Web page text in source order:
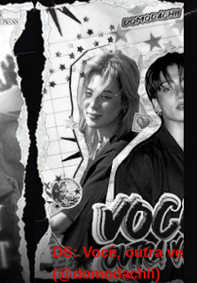
DS: Você, outra vez!
(@domodachii)